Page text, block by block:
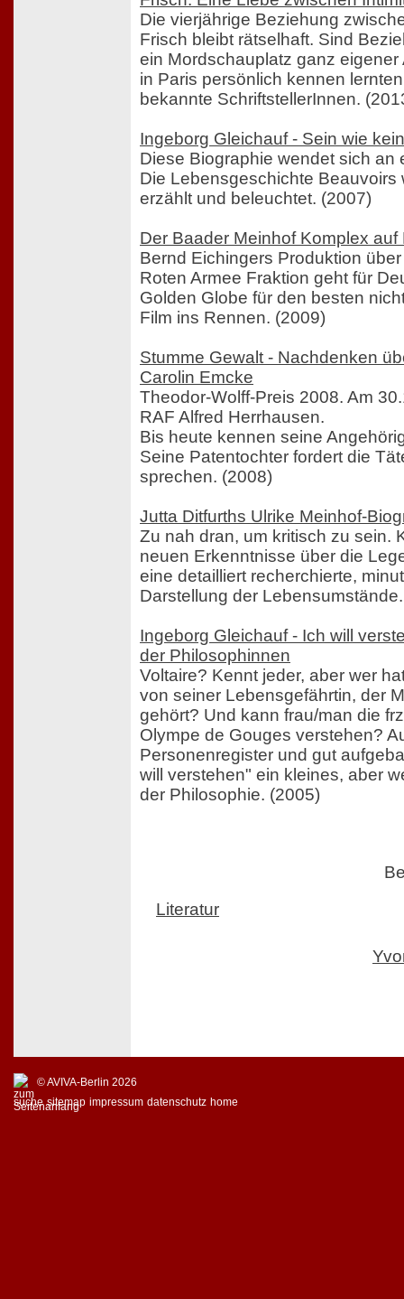
Die vierjährige Beziehung
Frisch bleibt rätselhaft. Sind
ein Mordschauplatz ganz eigener
in Paris persönlich kennen
bekannte SchriftstellerInnen.
Ingeborg Gleichauf - Sein wie
Diese Biographie wendet sich an
Die Lebensgeschichte Beauvoirs
erzählt und beleuchtet. (2007)
Der Baader Meinhof Komplex auf
Bernd Eichingers Produktion
Roten Armee Fraktion geht für
Golden Globe für den besten
Film ins Rennen. (2009)
Stumme Gewalt - Nachdenken
Carolin Emcke
Theodor-Wolff-Preis 2008. Am
RAF Alfred Herrhausen.
Bis heute kennen seine
Seine Patentochter fordert die
sprechen. (2008)
Jutta Ditfurths Ulrike Meinhof-
Zu nah dran, um kritisch zu sein.
neuen Erkenntnisse über die
eine detailliert recherchierte,
Darstellung der
Ingeborg Gleichauf - Ich will
der Philosophinnen
Voltaire? Kennt jeder, aber wer
von seiner Lebensgefährtin, der
gehört? Und kann frau/man die
Olympe de Gouges verstehen?
Personenregister und gut
will verstehen" ein kleines, aber
der Philosophie. (2005)
Literatur
© AVIVA-Berlin 2026
suche sitemap impressum datenschutz home